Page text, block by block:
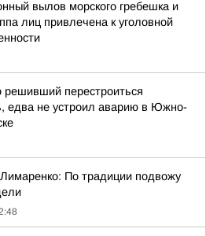
вылов морского гребешка и
лиц привлечена к уголовной
решивший перестроиться
едва не устроил аварию в Южно-
По традиции подвожу